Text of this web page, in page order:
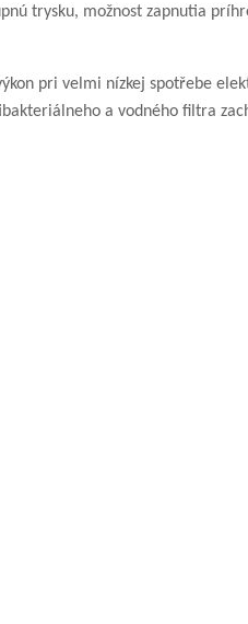
trysku, možnost zapnutia
pri velmi nízkej spotřebe
a vodného filtra